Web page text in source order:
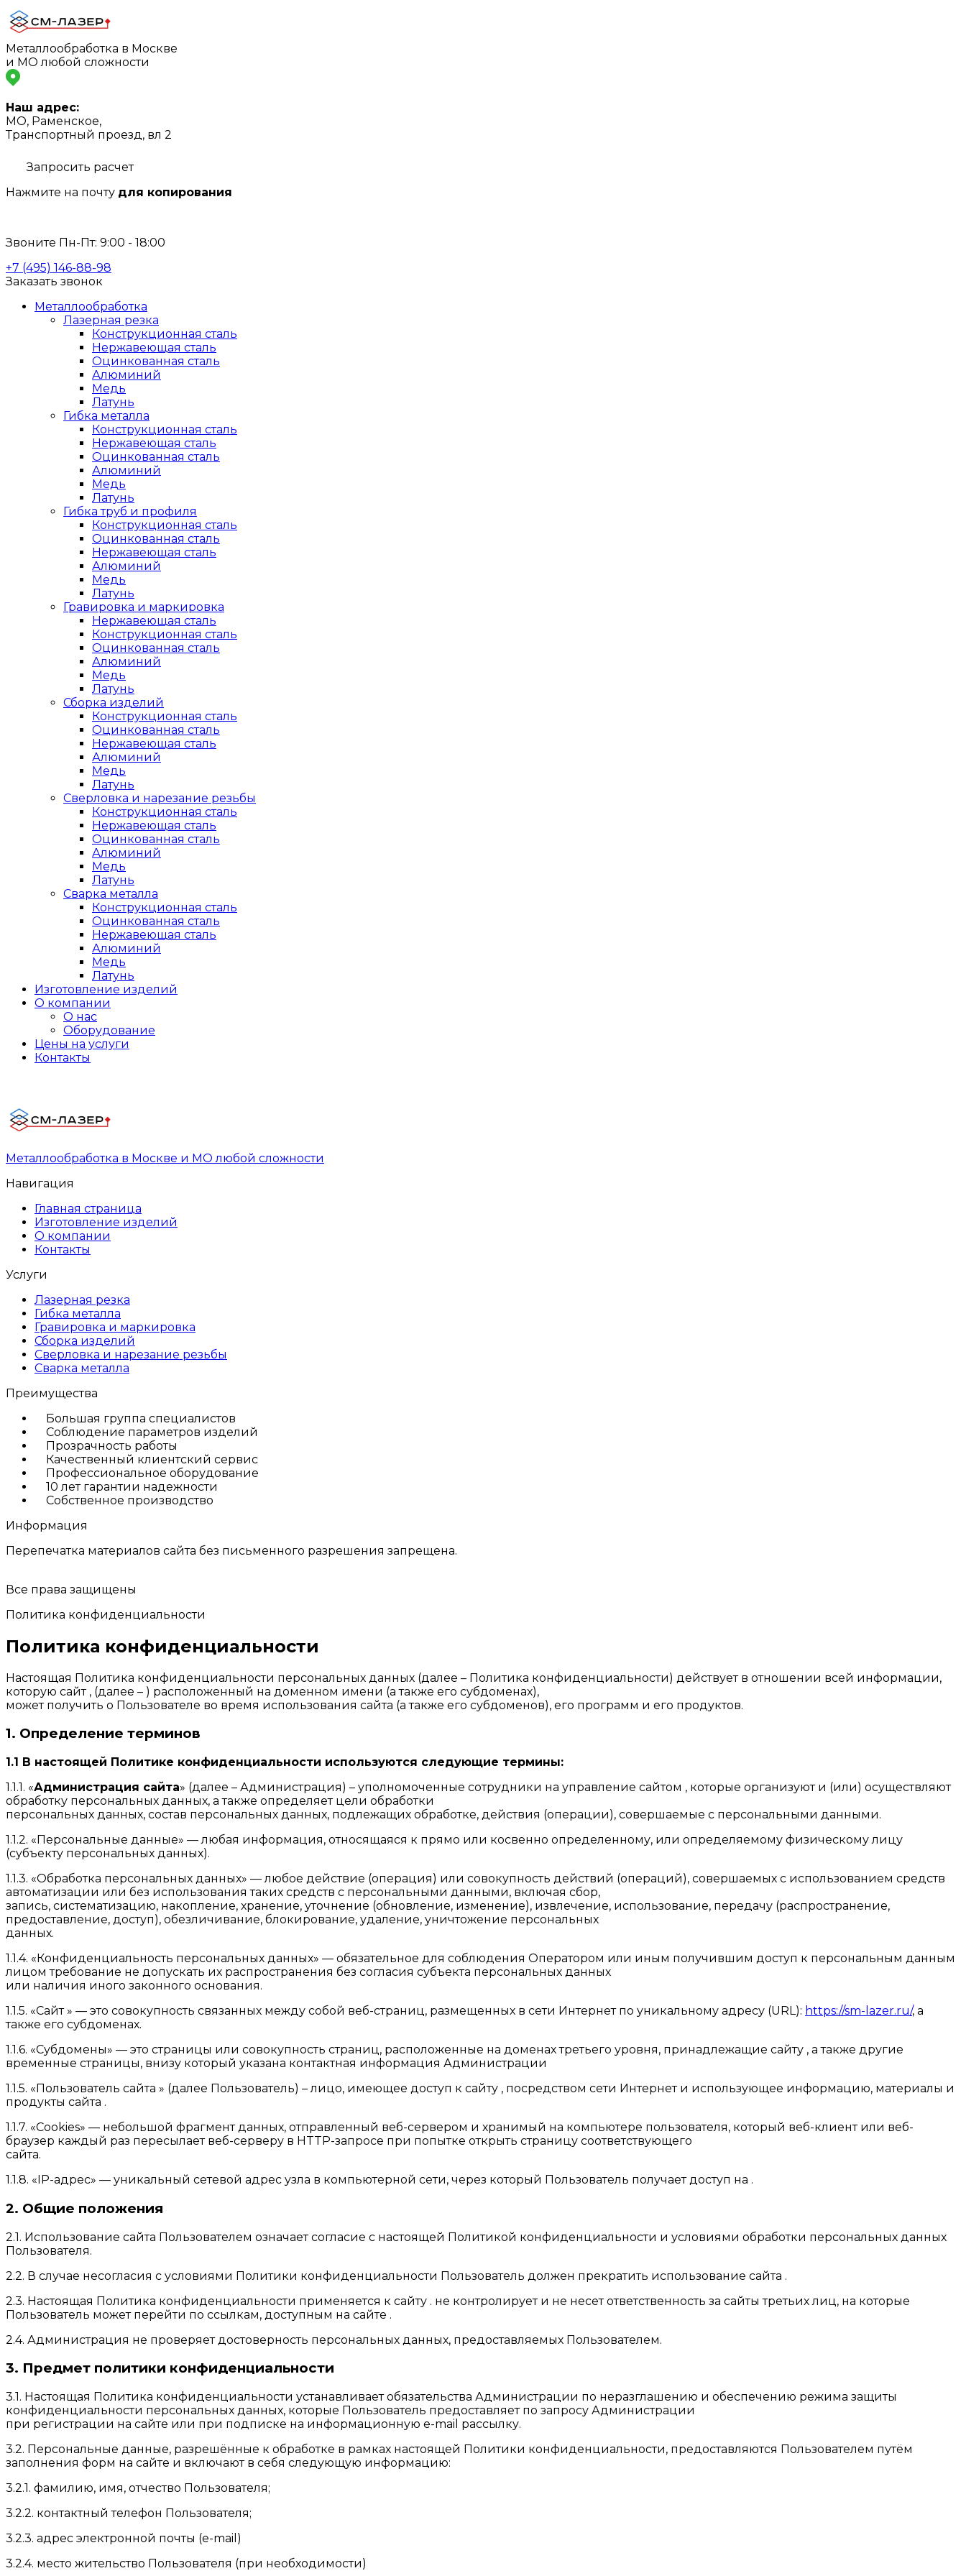
Металлообработка в Москве
и МО любой сложности
Наш адрес:
МО, Раменское,
Транспортный проезд, вл 2
Запросить расчет
Нажмите на почту для копирования
Звоните Пн-Пт: 9:00 - 18:00
+7 (495) 146-88-98
Заказать звонок
Металлообработка
Лазерная резка
Конструкционная сталь
Нержавеющая сталь
Оцинкованная сталь
Алюминий
Медь
Латунь
Гибка металла
Конструкционная сталь
Нержавеющая сталь
Оцинкованная сталь
Алюминий
Медь
Латунь
Гибка труб и профиля
Конструкционная сталь
Оцинкованная сталь
Нержавеющая сталь
Алюминий
Медь
Латунь
Гравировка и маркировка
Нержавеющая сталь
Конструкционная сталь
Оцинкованная сталь
Алюминий
Медь
Латунь
Сборка изделий
Конструкционная сталь
Оцинкованная сталь
Нержавеющая сталь
Алюминий
Медь
Латунь
Сверловка и нарезание резьбы
Конструкционная сталь
Нержавеющая сталь
Оцинкованная сталь
Алюминий
Медь
Латунь
Сварка металла
Конструкционная сталь
Оцинкованная сталь
Нержавеющая сталь
Алюминий
Медь
Латунь
Изготовление изделий
О компании
О нас
Оборудование
Цены на услуги
Контакты
Металлообработка в Москве и МО любой сложности
Навигация
Главная страница
Изготовление изделий
О компании
Контакты
Услуги
Лазерная резка
Гибка металла
Гравировка и маркировка
Сборка изделий
Сверловка и нарезание резьбы
Сварка металла
Преимущества
Большая группа специалистов
Соблюдение параметров изделий
Прозрачность работы
Качественный клиентский сервис
Профессиональное оборудование
10 лет гарантии надежности
Собственное производство
Информация
Перепечатка материалов сайта без письменного разрешения запрещена.
Все права защищены
Политика конфиденциальности
Политика конфиденциальности
Настоящая Политика конфиденциальности персональных данных (далее – Политика конфиденциальности) действует в отношении всей информации,
которую сайт , (далее – ) расположенный на доменном имени (а также его субдоменах),
может получить о Пользователе во время использования сайта (а также его субдоменов), его программ и его продуктов.
1. Определение терминов
1.1 В настоящей Политике конфиденциальности используются следующие термины:
1.1.1. «Администрация сайта» (далее – Администрация) – уполномоченные сотрудники на управление сайтом , которые организуют и (или) осуществляют
обработку персональных данных, а также определяет цели обработки
персональных данных, состав персональных данных, подлежащих обработке, действия (операции), совершаемые с персональными данными.
1.1.2. «Персональные данные» — любая информация, относящаяся к прямо или косвенно определенному, или определяемому физическому лицу
(субъекту персональных данных).
1.1.3. «Обработка персональных данных» — любое действие (операция) или совокупность действий (операций), совершаемых с использованием средств
автоматизации или без использования таких средств с персональными данными, включая сбор,
запись, систематизацию, накопление, хранение, уточнение (обновление, изменение), извлечение, использование, передачу (распространение,
предоставление, доступ), обезличивание, блокирование, удаление, уничтожение персональных
данных.
1.1.4. «Конфиденциальность персональных данных» — обязательное для соблюдения Оператором или иным получившим доступ к персональным данным
лицом требование не допускать их распространения без согласия субъекта персональных данных
или наличия иного законного основания.
1.1.5. «Сайт » — это совокупность связанных между собой веб-страниц, размещенных в сети Интернет по уникальному адресу (URL): https://sm-lazer.ru/, а
также его субдоменах.
1.1.6. «Субдомены» — это страницы или совокупность страниц, расположенные на доменах третьего уровня, принадлежащие сайту , а также другие
временные страницы, внизу который указана контактная информация Администрации
1.1.5. «Пользователь сайта » (далее Пользователь) – лицо, имеющее доступ к сайту , посредством сети Интернет и использующее информацию, материалы и
продукты сайта .
1.1.7. «Cookies» — небольшой фрагмент данных, отправленный веб-сервером и хранимый на компьютере пользователя, который веб-клиент или веб-
браузер каждый раз пересылает веб-серверу в HTTP-запросе при попытке открыть страницу соответствующего
сайта.
1.1.8. «IP-адрес» — уникальный сетевой адрес узла в компьютерной сети, через который Пользователь получает доступ на .
2. Общие положения
2.1. Использование сайта Пользователем означает согласие с настоящей Политикой конфиденциальности и условиями обработки персональных данных
Пользователя.
2.2. В случае несогласия с условиями Политики конфиденциальности Пользователь должен прекратить использование сайта .
2.3. Настоящая Политика конфиденциальности применяется к сайту . не контролирует и не несет ответственность за сайты третьих лиц, на которые
Пользователь может перейти по ссылкам, доступным на сайте .
2.4. Администрация не проверяет достоверность персональных данных, предоставляемых Пользователем.
3. Предмет политики конфиденциальности
3.1. Настоящая Политика конфиденциальности устанавливает обязательства Администрации по неразглашению и обеспечению режима защиты
конфиденциальности персональных данных, которые Пользователь предоставляет по запросу Администрации
при регистрации на сайте или при подписке на информационную e-mail рассылку.
3.2. Персональные данные, разрешённые к обработке в рамках настоящей Политики конфиденциальности, предоставляются Пользователем путём
заполнения форм на сайте и включают в себя следующую информацию:
3.2.1. фамилию, имя, отчество Пользователя;
3.2.2. контактный телефон Пользователя;
3.2.3. адрес электронной почты (e-mail)
3.2.4. место жительство Пользователя (при необходимости)